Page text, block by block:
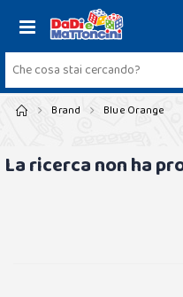
Brand Blue Orange
La ricerca non ha